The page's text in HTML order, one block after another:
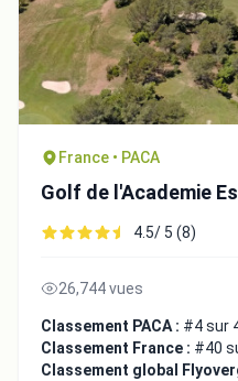
France • PACA
Golf de l'Academie
4.5/ 5 (8)
26,744 vues
Classement PACA : #4 sur
Classement France : #40
Classement global